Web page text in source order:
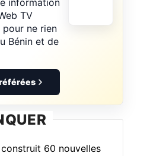
TV
ne rien
Bénin et de
60 nouvelles